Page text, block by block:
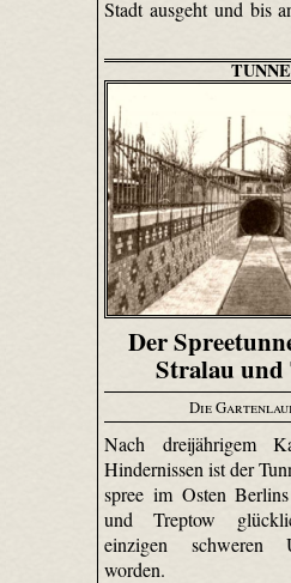
Stadt ausgeht und bis
Der
Stralau und
Die
Nach dreijährigem
Hindernissen ist der
spree im Osten
und Treptow
einzigen schweren
worden.